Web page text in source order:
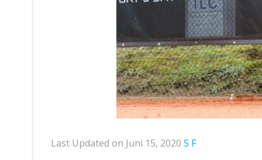
Last Updated on Juni 15, 2020 S F